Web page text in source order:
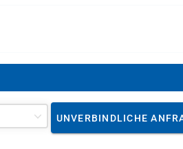
UNVERBINDLICHE